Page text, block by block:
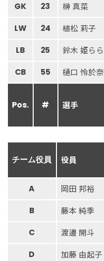
GK 23 榊 真菜
LW 24 植松 莉子
LB 25 鈴木 姫らら
CB 55 樋口 怜於奈
Pos. # 選手
チーム役員 役員
A 岡田 邦裕
B 藤本 純季
C 渡邊 開斗
D 加藤 由起子